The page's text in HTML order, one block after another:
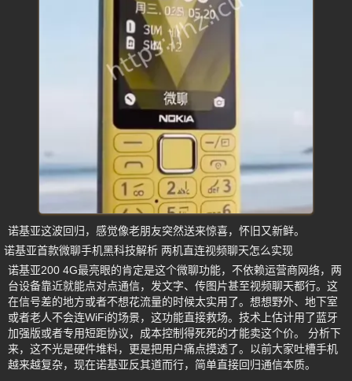
诺基亚这波回归，感觉像老朋友突然送来惊喜，怀旧又新鲜。
诺基亚首款微聊手机黑科技解析 两机直连视频聊天怎么实现
诺基亚200 4G最亮眼的肯定是这个微聊功能，不依赖运营商网络，两
台设备靠近就能点对点通信，发文字、传图片甚至视频聊天都行。这
在信号差的地方或者不想花流量的时候太实用了。想想野外、地下室
或者老人不会连WiFi的场景，这功能直接救场。技术上估计用了蓝牙
加强版或者专用短距协议，成本控制得死死的才能卖这个价。 分析下
来，这不光是硬件堆料，更是把用户痛点摸透了。以前大家吐槽手机
越来越复杂，现在诺基亚反其道而行，简单直接回归通信本质。